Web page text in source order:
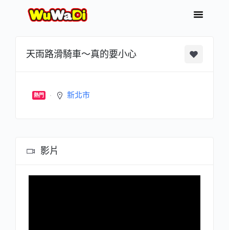
天雨路滑騎車～真的要小心
熱門 新北市
影片